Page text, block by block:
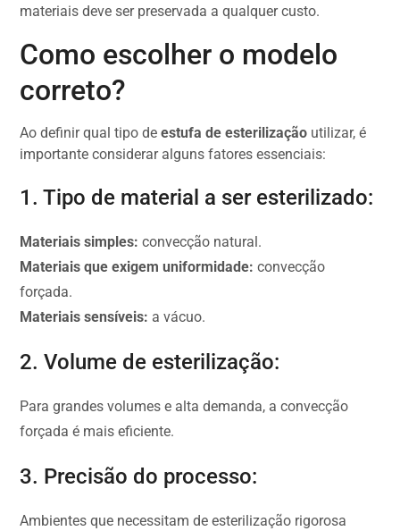
materiais deve ser preservada a qualquer custo.
Como escolher o modelo
correto?
Ao definir qual tipo deestufa de esterilização utilizar, é
importante considerar alguns fatores essenciais:
1. Tipo de material a ser esterilizado:
Materiais simples: convecção natural.
Materiais que exigem uniformidade: convecção
forçada.
Materiais sensíveis: a vácuo.
2. Volume de esterilização:
Para grandes volumes e alta demanda, a convecção
forçada é mais eficiente.
3. Precisão do processo:
Ambientes que necessitam de esterilização rigorosa